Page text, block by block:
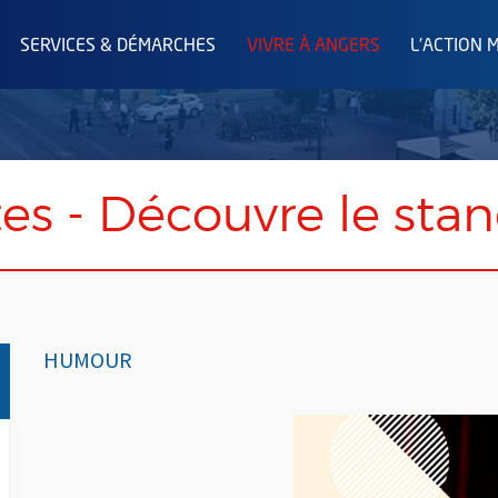
SERVICES & DÉMARCHES VIVRE À ANGERS L'ACTION
- Découvre le
HUMOUR